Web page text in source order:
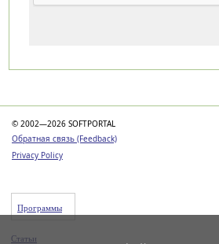
© 2002—2026 SOFTPORTAL
Обратная связь (Feedback)
Privacy Policy
Программы
Статьи